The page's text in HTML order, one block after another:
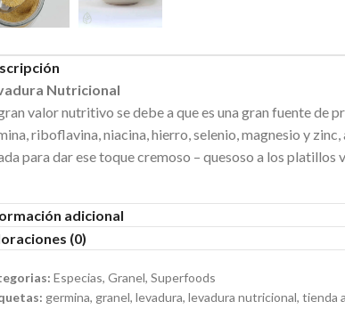
Nutricional
valor nutritivo se debe a que es una gran fuente de
riboflavina, niacina, hierro, selenio, magnesio y
para dar ese toque cremoso – quesoso a los platillos
adicional
(0)
Especias,Granel,Superfoods
germina, granel,levadura,levadura nutricional,tienda